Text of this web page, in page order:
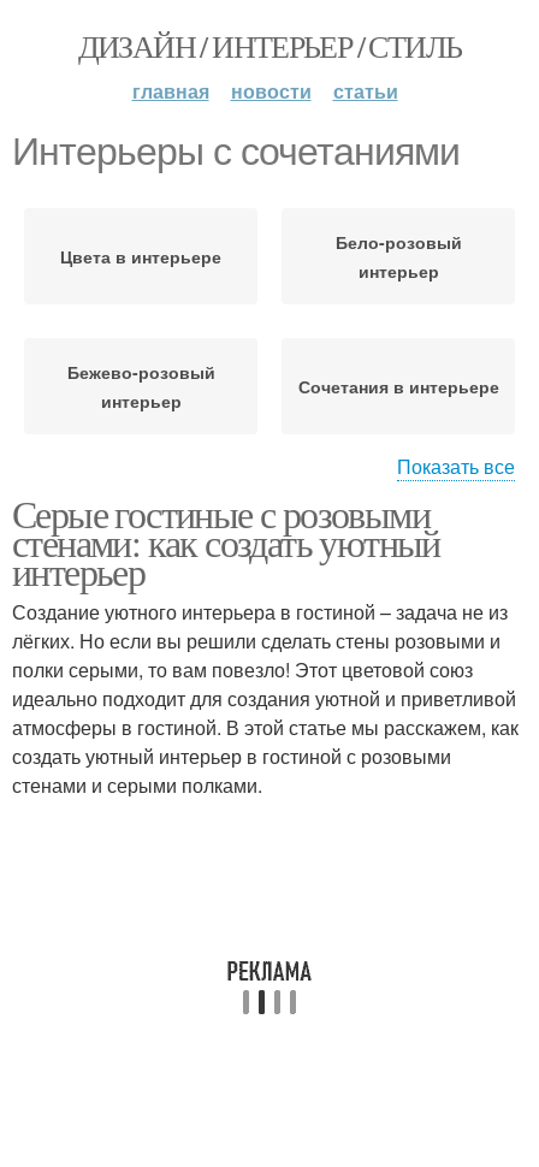
ДИЗАЙН / ИНТЕРЬЕР / СТИЛЬ
главная новости статьи
Интерьеры с сочетаниями
Цвета в интерьере
Бело-розовый
интерьер
Бежево-розовый
интерьер
Сочетания в интерьере
Модные сочетания Бежевый интерьер
Бежевые интерьеры
Светло-бежевый
интерьер
Кухня в интерьере
Бело-бежевый
Показать все
Серые гостиные с розовыми
стенами: как создать уютный
интерьер
Создание уютного интерьера в гостиной – задача не из
лёгких. Но если вы решили сделать стены розовыми и
полки серыми, то вам повезло! Этот цветовой союз
идеально подходит для создания уютной и приветливой
атмосферы в гостиной. В этой статье мы расскажем, как
создать уютный интерьер в гостиной с розовыми
стенами и серыми полками.